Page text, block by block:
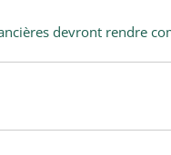
devront rendre